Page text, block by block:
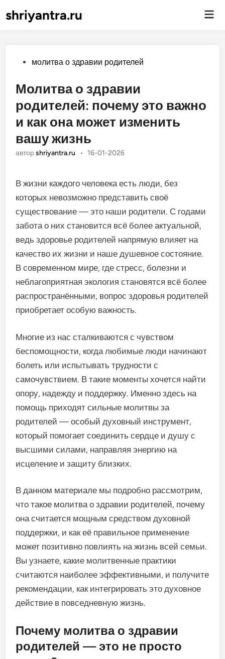
shriyantra.ru
Опубликовано
молитва о здравии родителей
Молитва о здравии
родителей: почему это важно
и как она может изменить
вашу жизнь
авторshriyantra.ru • 16-01-2026
В жизни каждого человека есть люди, без
которых невозможно представить своё
существование — это наши родители. С годами
забота о них становится всё более актуальной,
ведь здоровье родителей напрямую влияет на
качество их жизни и наше душевное состояние.
В современном мире, где стресс, болезни и
неблагоприятная экология становятся всё более
распространёнными, вопрос здоровья родителей
приобретает особую важность.
Многие из нас сталкиваются с чувством
беспомощности, когда любимые люди начинают
болеть или испытывать трудности с
самочувствием. В такие моменты хочется найти
опору, надежду и поддержку. Именно здесь на
помощь приходят сильные молитвы за
родителей — особый духовный инструмент,
который помогает соединить сердце и душу с
высшими силами, направляя энергию на
исцеление и защиту близких.
В данном материале мы подробно рассмотрим,
что такое молитва о здравии родителей, почему
она считается мощным средством духовной
поддержки, и как её правильное применение
может позитивно повлиять на жизнь всей семьи.
Вы узнаете, какие молитвенные практики
считаются наиболее эффективными, и получите
рекомендации, как интегрировать это духовное
действие в повседневную жизнь.
Почему молитва о здравии
родителей — это не просто